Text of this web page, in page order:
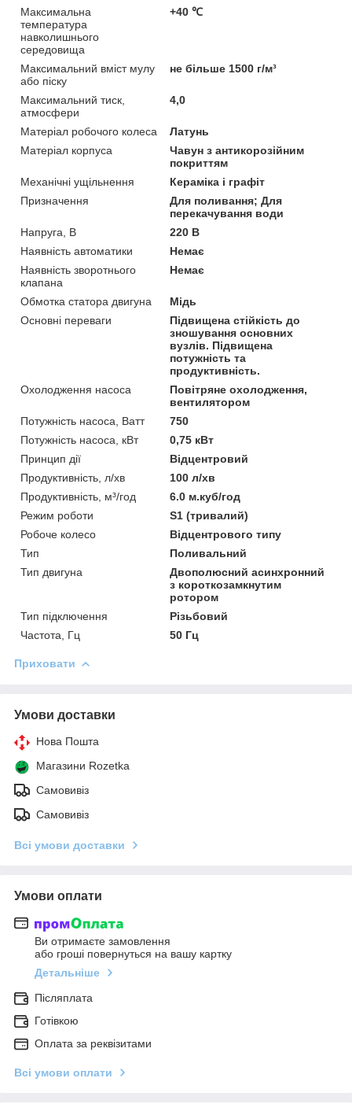
Максимальна
температура
навколишнього
середовища
+40 ℃
Максимальний вміст мулу
або піску
не більше 1500 г/м³
Максимальний тиск,
атмосфери
4,0
Матеріал робочого колеса
Латунь
Матеріал корпуса
Чавун з антикорозійним
покриттям
Механічні ущільнення
Кераміка і графіт
Призначення
Для поливання; Для
перекачування води
Напруга, В
220 В
Наявність автоматики
Немає
Наявність зворотнього
клапана
Немає
Обмотка статора двигуна
Мідь
Основні переваги
Підвищена стійкість до
зношування основних
вузлів. Підвищена
потужність та
продуктивність.
Охолодження насоса
Повітряне охолодження,
вентилятором
Потужність насоса, Ватт
750
Потужність насоса, кВт
0,75 кВт
Принцип дії
Відцентровий
Продуктивність, л/хв
100 л/хв
Продуктивність, м³/год
6.0 м.куб/год
Режим роботи
S1 (тривалий)
Робоче колесо
Відцентрового типу
Тип
Поливальний
Тип двигуна
Двополюсний асинхронний
з короткозамкнутим
ротором
Тип підключення
Різьбовий
Частота, Гц
50 Гц
Приховати
Умови доставки
Нова Пошта
Магазини Rozetka
Самовивіз
Самовивіз
Всі умови доставки
Умови оплати
Ви отримаєте замовлення
або гроші повернуться на вашу картку
Детальніше
Післяплата
Готівкою
Оплата за реквізитами
Всі умови оплати